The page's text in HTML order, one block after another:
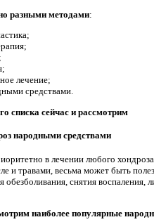
разными методами:
лечение;
средствами.
списка сейчас и рассмотрим
народными средствами
в лечении любого
и травами, весьма может быть
обезболивания, снятия
наиболее популярные